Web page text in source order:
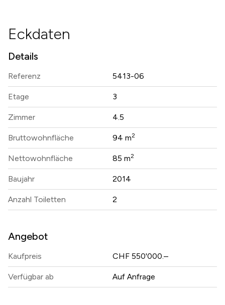
Eckdaten
Details
Referenz 5413-06
Etage 3
Zimmer 4.5
Bruttowohnfläche 94 m2
Nettowohnfläche 85 m2
Baujahr 2014
Anzahl Toiletten 2
Angebot
Kaufpreis CHF 550'000.–
Verfügbar ab Auf Anfrage